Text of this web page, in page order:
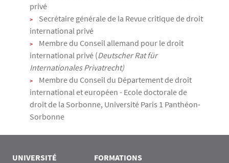
privé
Secrétaire générale de la Revue critique de droit
international privé
Membre du Conseil allemand pour le droit
international privé (Deutscher Rat für
Internationales Privatrecht)
Membre du Conseil du Département de droit
international et européen - Ecole doctorale de
droit de la Sorbonne, Université Paris 1 Panthéon-
Sorbonne
UNIVERSITÉ FORMATIONS